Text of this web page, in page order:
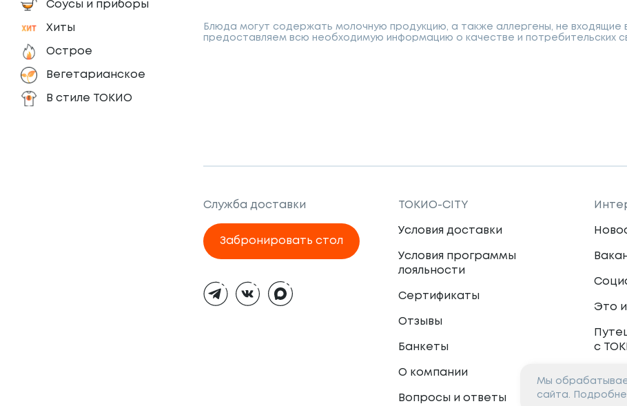
Соусы и приборы
Хиты
Острое
Вегетарианское
В стиле ТОКИО
Блюда могут содержать молочную продукцию, а также аллергены, не
предоставляем всю необходимую информацию о качестве и потребительских
Служба доставки
Забронировать стол
ТОКИО-CITY
Условия доставки
Условия программы
лояльности
Сертификаты
Отзывы
Банкеты
О компании
Вопросы и ответы
Это
с
Мы
сайта.